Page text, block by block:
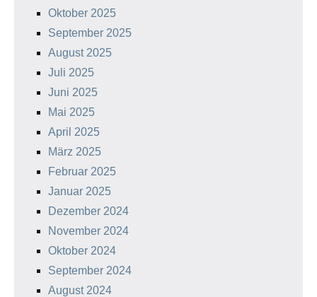
Oktober 2025
September 2025
August 2025
Juli 2025
Juni 2025
Mai 2025
April 2025
März 2025
Februar 2025
Januar 2025
Dezember 2024
November 2024
Oktober 2024
September 2024
August 2024